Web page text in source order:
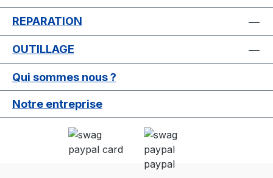
REPARATION
OUTILLAGE
Qui sommes nous ?
Notre entreprise